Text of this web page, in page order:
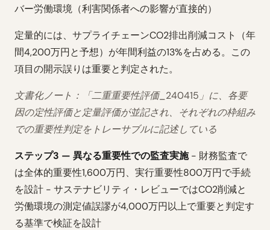
バー労働環境（利害関係者への影響が直接的）
定量的には、サプライチェーンCO2排出削減コスト（年
間4,200万円と予想）が年間利益の13%を占める。この
項目の開示誤りは重要と判定された。
文書化ノート：「二重重要性評価_240415」に、各要
因の定性評価と定量評価が並記され、それぞれの枠組み
での重要性判定をトレーサブルに記述している
ステップ3 — 異なる重要性での監査実施- 財務監査で
は全体的重要性1,600万円、実行重要性800万円で手続
を設計 - サステナビリティ・レビューではCO2削減と
労働環境の測定値誤謬が4,000万円以上で重要と判定す
る基準で検証を設計